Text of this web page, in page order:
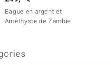
Bague en argent et
Améthyste de Zambie